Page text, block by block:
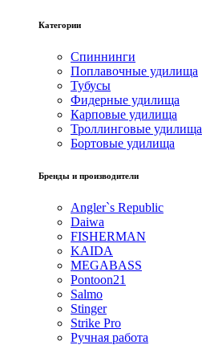
Категории
Спиннинги
Поплавочные удилища
Тубусы
Фидерные удилища
Карповые удилища
Троллинговые удилища
Бортовые удилища
Бренды и производители
Angler`s Republic
Daiwa
FISHERMAN
KAIDA
MEGABASS
Pontoon21
Salmo
Stinger
Strike Pro
Ручная работа